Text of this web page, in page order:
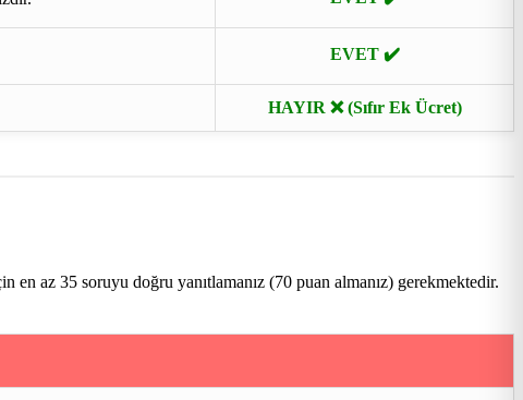
EVET ✔️
HAYIR ❌ (Sıfır Ek Ücret)
az 35 soruyu doğru yanıtlamanız (70 puan almanız) gerekmektedir.